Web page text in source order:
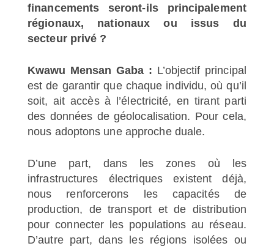
financements seront-ils principalement
régionaux, nationaux ou issus du
secteur privé ?
Kwawu Mensan Gaba : L’objectif principal
est de garantir que chaque individu, où qu’il
soit, ait accès à l’électricité, en tirant parti
des données de géolocalisation. Pour cela,
nous adoptons une approche duale.
D’une part, dans les zones où les
infrastructures électriques existent déjà,
nous renforcerons les capacités de
production, de transport et de distribution
pour connecter les populations au réseau.
D’autre part, dans les régions isolées ou